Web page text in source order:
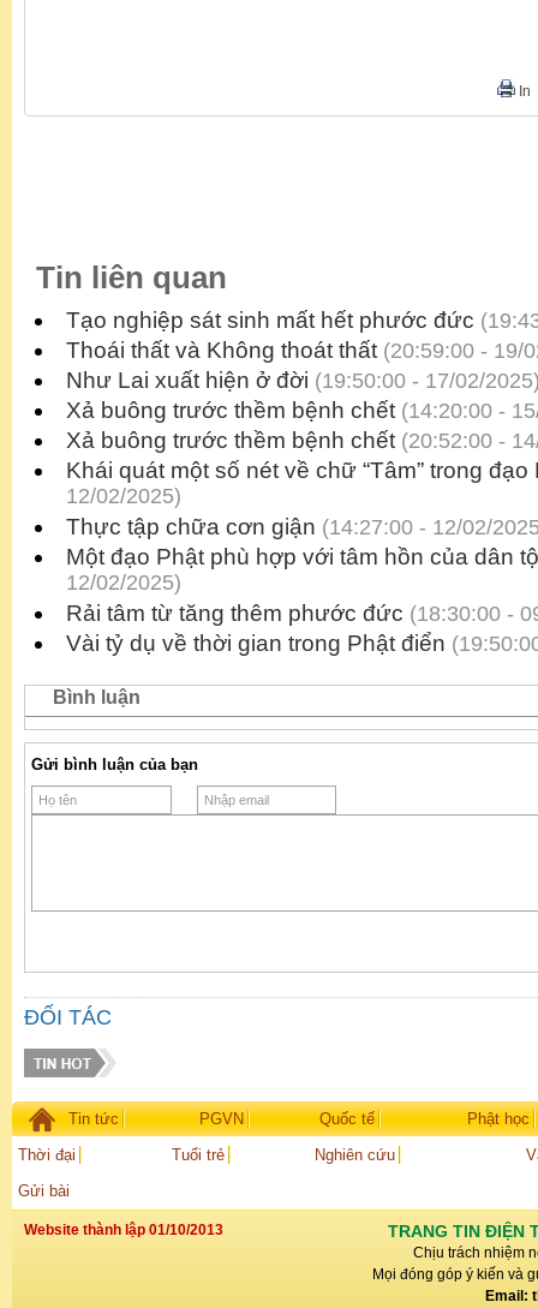
In
Tin liên quan
Tạo nghiệp sát sinh mất hết phước đức
Thoái thất và Không thoát thất (20:59:00 - 19/
Như Lai xuất hiện ở đời (19:50:00 - 17/02/
Xả buông trước thềm bệnh chết (14:20:00 -
Xả buông trước thềm bệnh chết (20:52:00 -
Khái quát một số nét về chữ “Tâm” trong đạo
12/02/2025)
Thực tập chữa cơn giận (14:27:00 - 12/02/
Một đạo Phật phù hợp với tâm hồn của dân
12/02/2025)
Rải tâm từ tăng thêm phước đức (18:30:00 -
Vài tỷ dụ về thời gian trong Phật điển
Bình luận
Gửi bình luận của bạn
ĐỐI TÁC
Tin tức PGVN Quốc tế
Phật học
Thời đại
Tuổi trẻ Nghiên cứu
Gửi bài
Website thành lập 01/10/2013 TRANG TIN ĐIỆN
Chịu trách nhiệm
Mọi đóng góp ý kiến và
Email: